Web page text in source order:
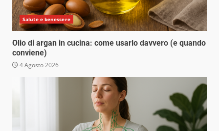
Salute e benessere
Olio di argan in cucina: come usarlo davvero (e quando
conviene)
4 Agosto 2026